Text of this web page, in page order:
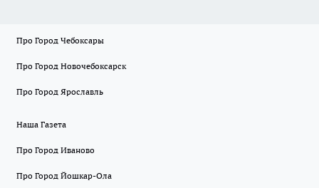
Про Город Чебоксары
Про Город Новочебоксарск
Про Город Ярославль
Наша Газета
Про Город Иваново
Про Город Йошкар-Ола